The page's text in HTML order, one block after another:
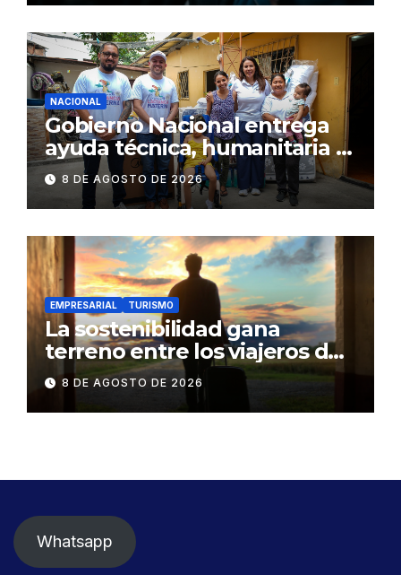
NACIONAL
Gobierno Nacional entrega
ayuda técnica, humanitaria y
Bono Joaquín Gallegos Lara a
familia en situación de
vulnerabilidad
8 DE AGOSTO DE 2026
EMPRESARIAL TURISMO
La sostenibilidad gana
terreno entre los viajeros de
negocios
8 DE AGOSTO DE 2026
Whatsapp